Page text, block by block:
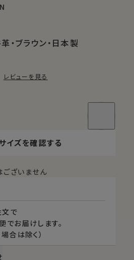
・ブラウン・日本製
レビューを見る
イズを確認する
ございません
文で
でお届けします。
合は除く）